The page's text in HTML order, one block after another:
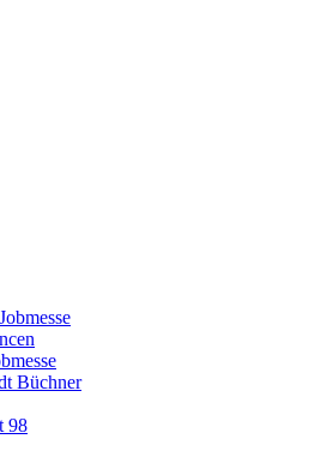
Büchner
98